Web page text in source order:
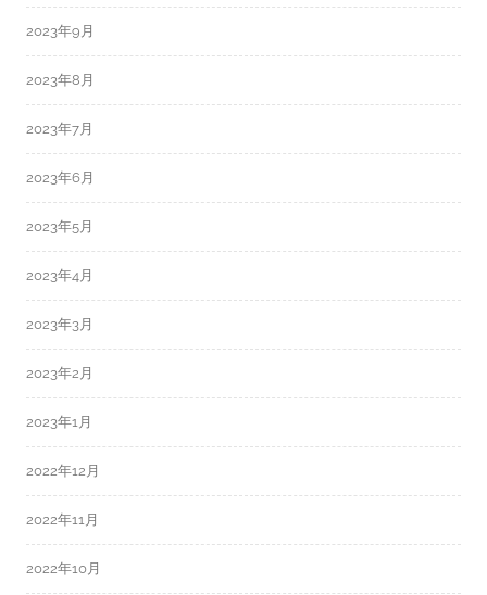
2023年9月
2023年8月
2023年7月
2023年6月
2023年5月
2023年4月
2023年3月
2023年2月
2023年1月
2022年12月
2022年11月
2022年10月